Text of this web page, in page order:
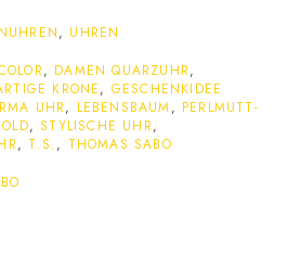
, UHREN
, DAMEN QUARZUHR,
KRONE, GESCHENKIDEE
UHR, LEBENSBAUM, PERLMUTT-
,STYLISCHE UHR,
, T.S., THOMAS SABO